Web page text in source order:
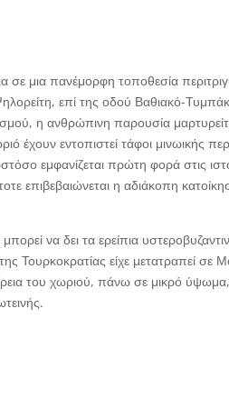
σε μια πανέμορφη τοποθεσία
επί της οδού Βαθιακό-
η ανθρώπινη παρουσία
έχουν εντοπιστεί τάφοι μινωικής
εμφανίζεται πρώτη φορά στις
επιβεβαιώνεται η αδιάκοπη
να δει τα ερείπια
Τουρκοκρατίας είχε μετατραπεί σε
του χωριού, πάνω σε μικρό ύψωμα,